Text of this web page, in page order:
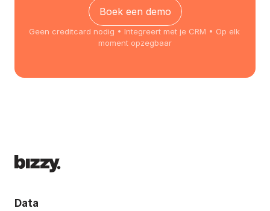
Boek een demo
Geen creditcard nodig • Integreert met je CRM • Op elk
moment opzegbaar
Data